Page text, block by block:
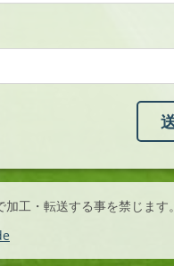
・転送する事を禁じます。